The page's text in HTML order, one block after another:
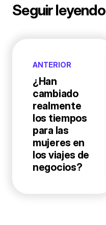
Seguir leyendo
ANTERIOR
¿Han
cambiado
realmente
los tiempos
para las
mujeres en
los viajes de
negocios?